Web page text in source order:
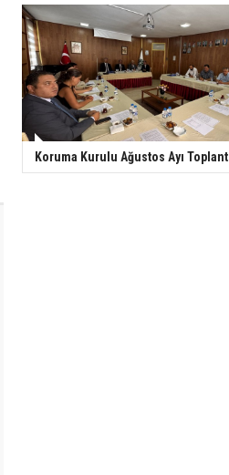
Koruma Kurulu Ağustos Ayı